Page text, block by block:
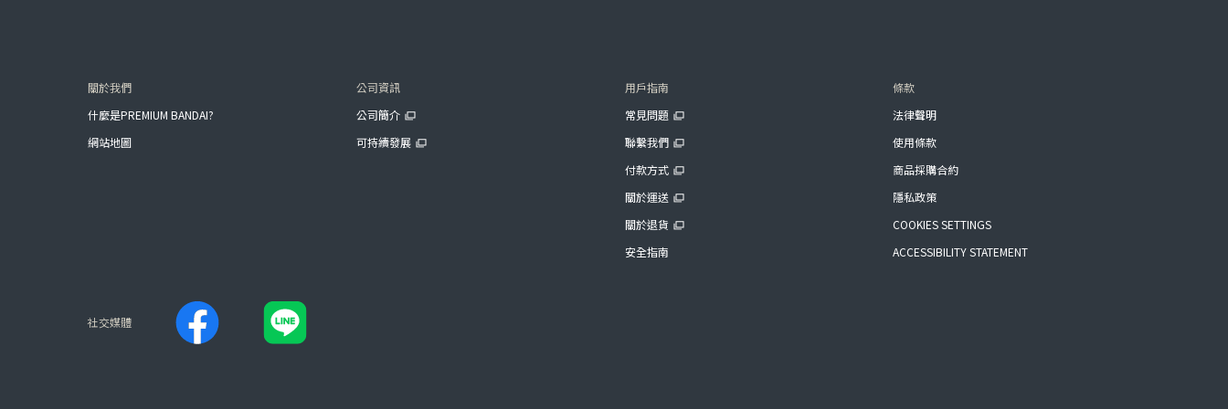
關於我們
什麼是PREMIUM BANDAI?
網站地圖
公司資訊
公司簡介
可持續發展
用戶指南
常見問題
聯繫我們
付款方式
關於運送
關於退貨
安全指南
條款
法律聲明
使用條款
商品採購合約
隱私政策
COOKIES SETTINGS
ACCESSIBILITY STATEMENT
社交媒體